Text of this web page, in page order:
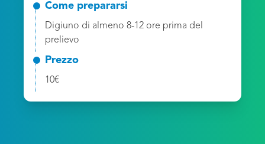
Come prepararsi
Digiuno di almeno 8-12 ore prima del
prelievo
Prezzo
10€